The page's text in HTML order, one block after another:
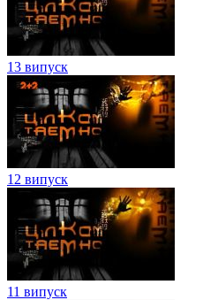
13 випуск
12 випуск
11 випуск